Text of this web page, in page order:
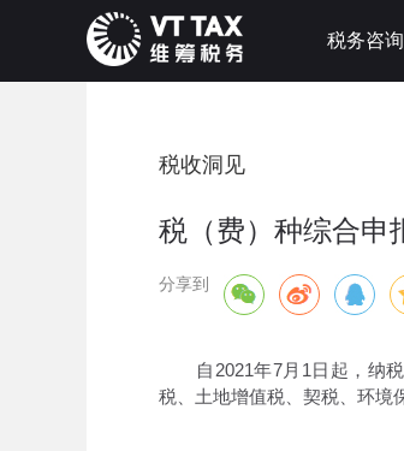
税务咨询
税收洞见
税（费）种综合申
分享到
自2021年7月1日起，纳税
税、土地增值税、契税、环境